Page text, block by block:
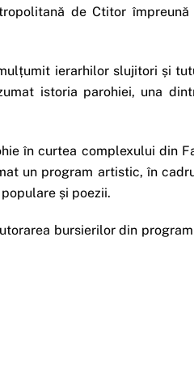
de Ctitor
ierarhilor slujitori și
istoria parohiei, una
în curtea complexului din
un program artistic, în
și poezii.
bursierilor din